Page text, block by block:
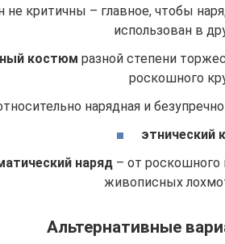
не критичны – главное, чтобы
использован в
костюм разной степени
роскошного
нарядная и
этнический
наряд– от роскошного
живописных
Альтернативные